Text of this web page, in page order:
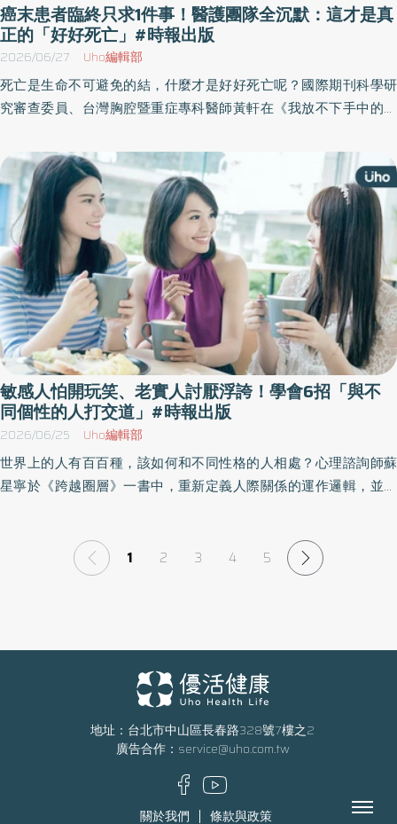
癌末患者臨終只求1件事！醫護團隊全沉默：這才是真
正的「好好死亡」#時報出版
2026/06/27 Uho編輯部
死亡是生命不可避免的結，什麼才是好好死亡呢？國際期刊科學研
究審查委員、台灣胸腔暨重症專科醫師黃軒在《我放不下手中的溫
擇。從這些故事裡，我們既能看見悲傷，也能看見希望；能看見人
性的脆弱，也能看見親情的光芒。以下為原書摘文：
敏感人怕開玩笑、老實人討厭浮誇！學會6招「與不
同個性的人打交道」#時報出版
2026/06/25 Uho編輯部
世界上的人有百百種，該如何和不同性格的人相處？心理諮詢師蘇
星寧於《跨越圈層》一書中，重新定義人際關係的運作邏輯，並進
有信任感的關係網絡。以下為原書摘文：
1 2 3 4 5
地址：台北市中山區長春路328號7樓之2
廣告合作： service@uho.com.tw
關於我們 條款與政策 Menu